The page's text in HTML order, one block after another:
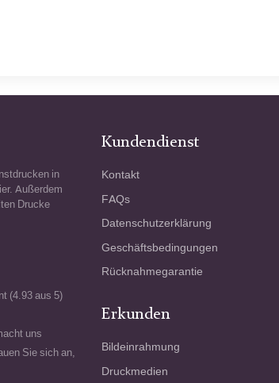
in
Außerdem
Drucke
(4.93 aus 5)
uns
Sie sich an,
Kundendienst
Kontakt
FAQs
Datenschutzerklärung
Geschäftsbedingungen
Rücknahmegarantie
Erkunden
Bildeinrahmung
Druckmedien